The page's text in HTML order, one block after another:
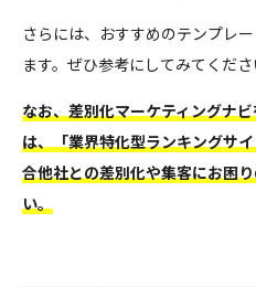
さらには、おすすめのテンプレ
ます。ぜひ参考にしてみてくださ
なお、差別化マーケティングナ
は、「業界特化型ランキングサ
合他社との差別化や集客にお困
い。